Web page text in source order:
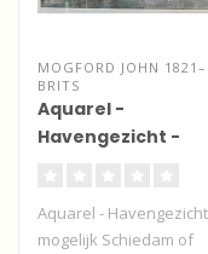
MOGFORD JOHN
BRITS
Aquarel -
Havengezicht -
Aquarel -
mogelijk Schiedam of